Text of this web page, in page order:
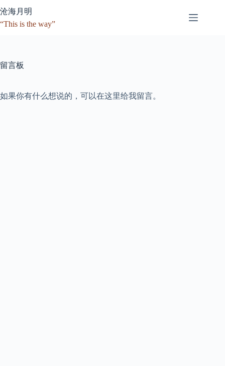
至
内
沧海月明
“This is the way”
留言板
如果你有什么想说的，可以在这里给我留言。